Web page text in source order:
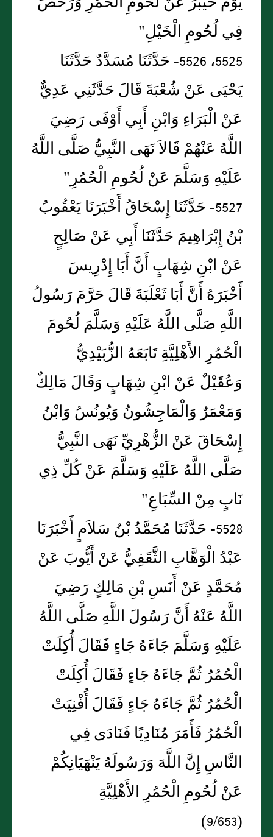
فِي لُحُومِ الْخَيْلِ"
5525، 5526- حَدَّثَنَا مُسَدَّدٌ حَدَّثَنَا
يَحْيَى عَنْ شُعْبَةَ قَالَ حَدَّثَنِي عَدِيٌّ
عَنْ الْبَرَاءِ وَابْنِ أَبِي أَوْفَى رَضِيَ
اللَّهُ عَنْهُمْ قَالاَ نَهَى النَّبِيُّ صَلَّى اللَّهُ
عَلَيْهِ وَسَلَّمَ عَنْ لُحُومِ الْحُمُرِ"
5527- حَدَّثَنَا إِسْحَاقُ أَخْبَرَنَا يَعْقُوبُ
بْنُ إِبْرَاهِيمَ حَدَّثَنَا أَبِي عَنْ صَالِحٍ
عَنْ ابْنِ شِهَابٍ أَنَّ أَبَا إِدْرِيسَ
أَخْبَرَهُ أَنَّ أَبَا ثَعْلَبَةَ قَالَ حَرَّمَ رَسُولُ
اللَّهِ صَلَّى اللَّهُ عَلَيْهِ وَسَلَّمَ لُحُومَ
الْحُمُرِ الأَهْلِيَّةِ تَابَعَهُ الزُّبَيْدِيُّ
وَعُقَيْلٌ عَنْ ابْنِ شِهَابٍ وَقَالَ مَالِكٌ
وَمَعْمَرٌ وَالْمَاجِشُونُ وَيُونُسُ وَابْنُ
إِسْحَاقَ عَنْ الزُّهْرِيِّ نَهَى النَّبِيُّ
صَلَّى اللَّهُ عَلَيْهِ وَسَلَّمَ عَنْ كُلِّ ذِي
نَابٍ مِنْ السِّبَاعِ"
5528- حَدَّثَنَا مُحَمَّدُ بْنُ سَلاَمٍ أَخْبَرَنَا
عَبْدُ الْوَهَّابِ الثَّقَفِيُّ عَنْ أَيُّوبَ عَنْ
مُحَمَّدٍ عَنْ أَنَسِ بْنِ مَالِكٍ رَضِيَ
اللَّهُ عَنْهُ أَنَّ رَسُولَ اللَّهِ صَلَّى اللَّهُ
عَلَيْهِ وَسَلَّمَ جَاءَهُ جَاءٍ فَقَالَ أُكِلَتْ
الْحُمُرُ ثُمَّ جَاءَهُ جَاءٍ فَقَالَ أُكِلَتْ
الْحُمُرُ ثُمَّ جَاءَهُ جَاءٍ فَقَالَ أُفْنِيَتْ
الْحُمُرُ فَأَمَرَ مُنَادِيًا فَنَادَى فِي
النَّاسِ إِنَّ اللَّهَ وَرَسُولَهُ يَنْهَيَانِكُمْ
عَنْ لُحُومِ الْحُمُرِ الأَهْلِيَّةِ
(9/653)